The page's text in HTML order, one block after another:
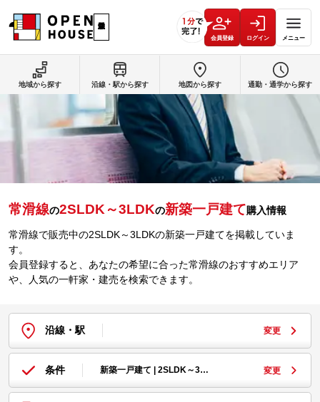
会員登録 ログイン メニュー
常滑線の2SLDK～3LDKの新築一戸建て購入情報
常滑線で販売中の2SLDK～3LDKの新築一戸建てを掲載していま
す。
会員登録すると、あなたの希望に合った常滑線のおすすめエリア
や、人気の一軒家・建売を検索できます。
沿線・駅 変更
条件 新築一戸建て | 2SLDK～3… 変更
地域から探す 沿線・駅から探す 地図から探す 通勤・通学から探す